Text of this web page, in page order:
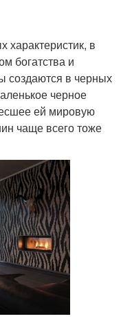
характеристик, в
богатства и
создаются в черных
черное
ей мировую
чаще всего тоже